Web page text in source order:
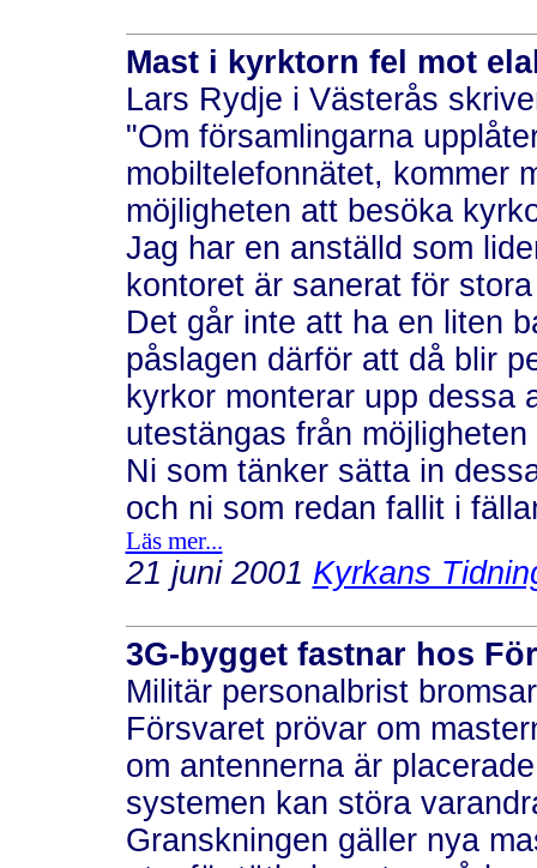
Mast i kyrktorn fel mot
Lars Rydje i Västerås
"Om församlingarna
mobiltelefonnätet, kommer
möjligheten att besöka
Jag har en anställd som
kontoret är sanerat för
Det går inte att ha en liten
påslagen därför att då blir
kyrkor monterar upp dessa
utestängas från
Ni som tänker sätta in
och ni som redan fallit i
Läs mer...
21 juni 2001 Kyrkans
3G-bygget fastnar hos
Militär personalbrist
Försvaret prövar om
om antennerna är
systemen kan störa
Granskningen gäller nya